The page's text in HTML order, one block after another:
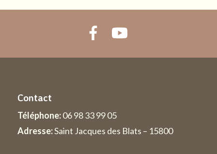
Contact
Téléphone:06 98 33 99 05
Adresse:Saint Jacques des Blats – 15800